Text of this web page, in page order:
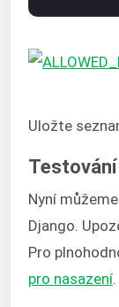
Uložte
Nyní
Django.
Pro
pro nasazení